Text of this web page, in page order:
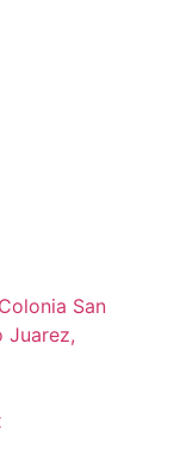
San
Juarez,